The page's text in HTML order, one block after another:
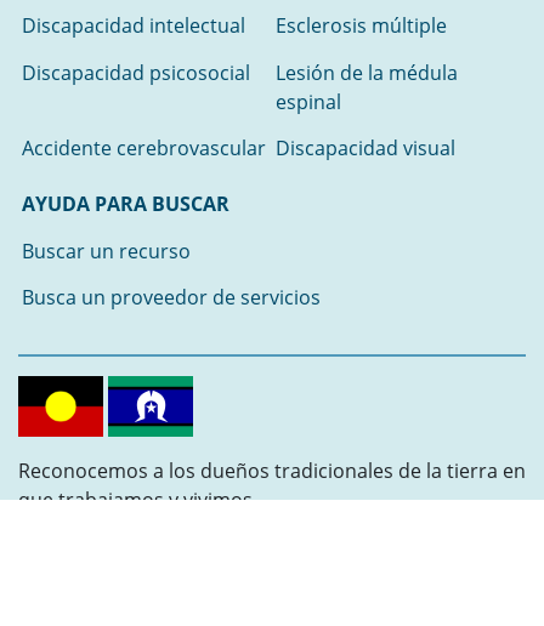
Discapacidad intelectual
Esclerosis múltiple
Discapacidad psicosocial
Lesión de la médula
espinal
Accidente cerebrovascular Discapacidad visual
AYUDA PARA BUSCAR
Buscar un recurso
Busca un proveedor de servicios
Reconocemos a los dueños tradicionales de la tierra en
que trabajamos y vivimos.